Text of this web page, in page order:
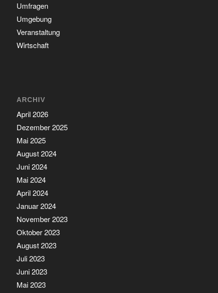
Umfragen
Umgebung
Veranstaltung
Wirtschaft
ARCHIV
April 2026
Dezember 2025
Mai 2025
August 2024
Juni 2024
Mai 2024
April 2024
Januar 2024
November 2023
Oktober 2023
August 2023
Juli 2023
Juni 2023
Mai 2023